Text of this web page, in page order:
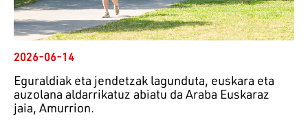
2026-06-14
Eguraldiak eta jendetzak lagunduta, euskara eta
auzolana aldarrikatuz abiatu da Araba Euskaraz
jaia, Amurrion.